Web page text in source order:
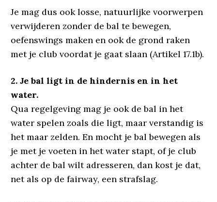
Je mag dus ook losse, natuurlijke voorwerpen
verwijderen zonder de bal te bewegen,
oefenswings maken en ook de grond raken
met je club voordat je gaat slaan (Artikel 17.1b).
2. Je bal ligt in de hindernis en in het
water.
Qua regelgeving mag je ook de bal in het
water spelen zoals die ligt, maar verstandig is
het maar zelden. En mocht je bal bewegen als
je met je voeten in het water stapt, of je club
achter de bal wilt adresseren, dan kost je dat,
net als op de fairway, een strafslag.